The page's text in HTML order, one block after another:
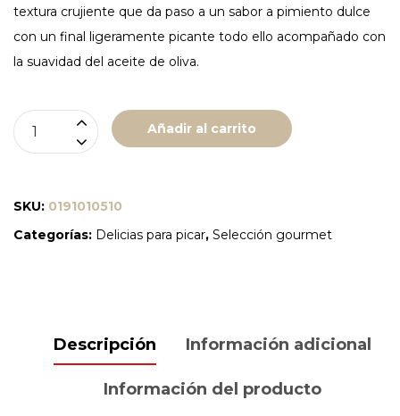
textura crujiente que da paso a un sabor a pimiento dulce
con un final ligeramente picante todo ello acompañado con
la suavidad del aceite de oliva.
PIMIENTOS
CHERRYS
cantidad
Añadir al carrito
SKU: 0191010510
Categorías: Delicias para picar, Selección gourmet
Descripción Información adicional
Información del producto